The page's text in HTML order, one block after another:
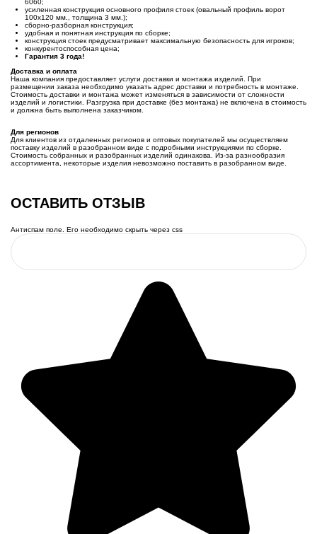
6060;
усиленная конструкция основного профиля стоек (овальный профиль ворот
100х120 мм., толщина 3 мм.);
cборно-разборная конструкция;
удобная и понятная инструкция по сборке;
конструкция стоек предусматривает максимальную безопасность для игроков;
конкурентоспособная цена;
Гарантия 3 года!
Доставка и оплата
Наша компания предоставляет услуги доставки и монтажа изделий. При
размещении заказа необходимо указать адрес доставки и потребность в монтаже.
Стоимость доставки и монтажа может изменяться в зависимости от сложности
изделий и логистики. Разгрузка при доставке (без монтажа) не включена в стоимость
и должна быть выполнена заказчиком.
Для регионов
Для клиентов из отдаленных регионов и оптовых покупателей мы осуществляем
поставку изделий в разобранном виде с подробными инструкциями по сборке.
Стоимость собранных и разобранных изделий одинакова. Из-за разнообразия
ассортимента, некоторые изделия невозможно поставить в разобранном виде.
ОСТАВИТЬ ОТЗЫВ
Антиспам поле. Его необходимо скрыть через css